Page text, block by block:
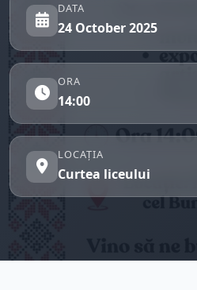
DATA
24 October 2025
ORA
14:00
LOCAȚIA
Curtea liceului